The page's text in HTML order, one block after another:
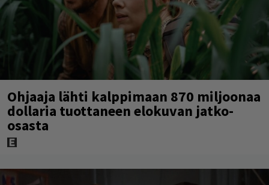
Ohjaaja lähti kalppimaan 870 miljoonaa
dollaria tuottaneen elokuvan jatko-
osasta